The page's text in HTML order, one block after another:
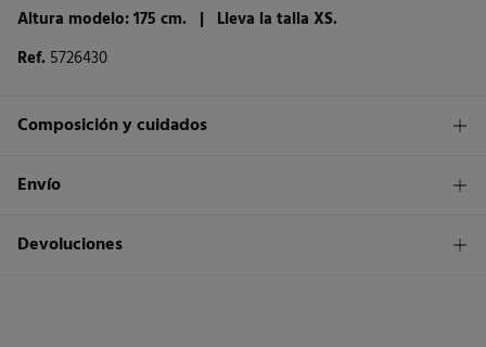
Altura modelo: 175 cm. | Lleva la talla XS.
Ref. 5726430
Composición y cuidados
Composición
Cuidados
Envío
Envío a tienda
1,95€
Devoluciones